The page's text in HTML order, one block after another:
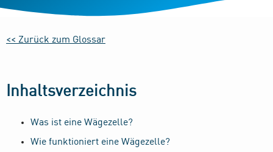
<< Zurück zum Glossar
Inhaltsverzeichnis
Was ist eine Wägezelle?
Wie funktioniert eine Wägezelle?